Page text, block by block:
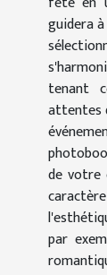
guidera
tenant
attentes
de votre
par